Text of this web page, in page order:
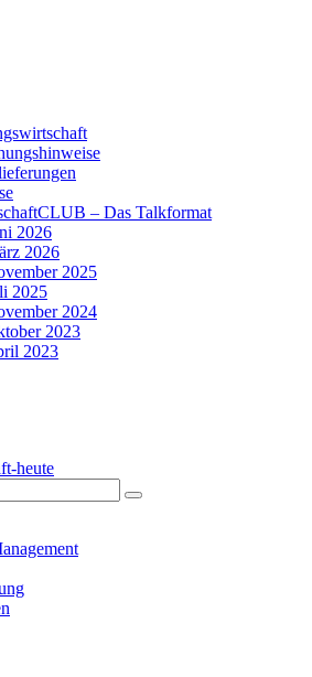
– Das Talkformat
2026
2026
2025
2025
2024
2023
2023